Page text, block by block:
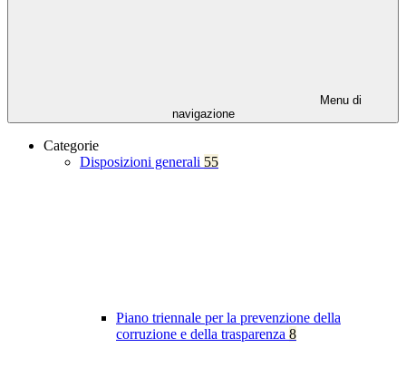
Menu di
navigazione
Categorie
Disposizioni generali 55
Piano triennale per la prevenzione della
corruzione e della trasparenza 8